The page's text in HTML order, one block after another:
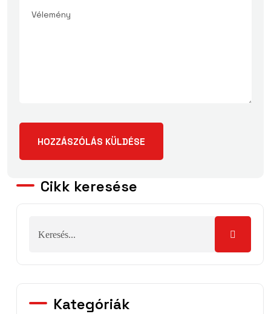
Cikk keresése
Kategóriák